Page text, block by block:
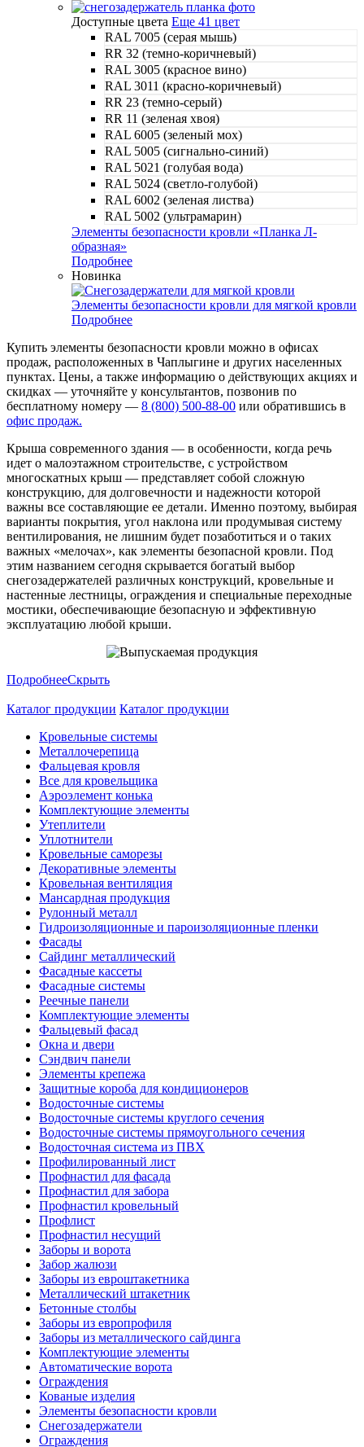
Доступные цвета Еще 41 цвет
RAL 7005 (серая мышь)
RR 32 (темно-коричневый)
RAL 3005 (красное вино)
RAL 3011 (красно-коричневый)
RR 23 (темно-серый)
RR 11 (зеленая хвоя)
RAL 6005 (зеленый мох)
RAL 5005 (сигнально-синий)
RAL 5021 (голубая вода)
RAL 5024 (светло-голубой)
RAL 6002 (зеленая листва)
RAL 5002 (ультрамарин)
Элементы безопасности кровли «Планка Л-
образная»
Подробнее
Новинка
Элементы безопасности кровли для мягкой кровли
Подробнее
Купить элементы безопасности кровли можно в офисах
продаж, расположенных в Чаплыгине и других населенных
пунктах. Цены, а также информацию о действующих акциях и
скидках — уточняйте у консультантов, позвонив по
бесплатному номеру — 8 (800) 500-88-00 или обратившись в
офис продаж.
Крыша современного здания — в особенности, когда речь
идет о малоэтажном строительстве, с устройством
многоскатных крыш — представляет собой сложную
конструкцию, для долговечности и надежности которой
важны все составляющие ее детали. Именно поэтому, выбирая
варианты покрытия, угол наклона или продумывая систему
вентилирования, не лишним будет позаботиться и о таких
важных «мелочах», как элементы безопасной кровли. Под
этим названием сегодня скрывается богатый выбор
снегозадержателей различных конструкций, кровельные и
настенные лестницы, ограждения и специальные переходные
мостики, обеспечивающие безопасную и эффективную
эксплуатацию любой крыши.
ПодробнееСкрыть
Каталог продукции Каталог продукции
Кровельные системы
Металлочерепица
Фальцевая кровля
Все для кровельщика
Аэроэлемент конька
Комплектующие элементы
Утеплители
Уплотнители
Кровельные саморезы
Декоративные элементы
Кровельная вентиляция
Мансардная продукция
Рулонный металл
Гидроизоляционные и пароизоляционные пленки
Фасады
Сайдинг металлический
Фасадные кассеты
Фасадные системы
Реечные панели
Комплектующие элементы
Фальцевый фасад
Окна и двери
Сэндвич панели
Элементы крепежа
Защитные короба для кондиционеров
Водосточные системы
Водосточные системы круглого сечения
Водосточные системы прямоугольного сечения
Водосточная система из ПВХ
Профилированный лист
Профнастил для фасада
Профнастил для забора
Профнастил кровельный
Профлист
Профнастил несущий
Заборы и ворота
Забор жалюзи
Заборы из евроштакетника
Металлический штакетник
Бетонные столбы
Заборы из европрофиля
Заборы из металлического сайдинга
Комплектующие элементы
Автоматические ворота
Ограждения
Кованые изделия
Элементы безопасности кровли
Снегозадержатели
Ограждения